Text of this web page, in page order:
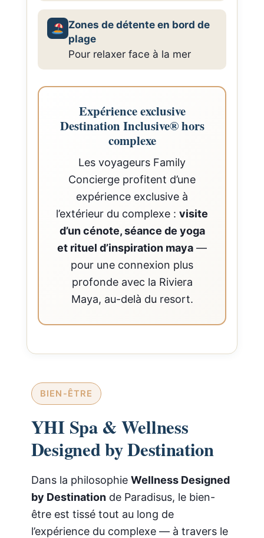
Zones de détente en bord de
plage
Pour relaxer face à la mer
Expérience exclusive
Destination Inclusive® hors
complexe
Les voyageurs Family
Concierge profitent d’une
expérience exclusive à
l’extérieur du complexe : visite
d’un cénote, séance de yoga
et rituel d’inspiration maya —
pour une connexion plus
profonde avec la Riviera
Maya, au-delà du resort.
BIEN-ÊTRE
YHI Spa & Wellness
Designed by Destination
Dans la philosophie Wellness Designed
by Destinationde Paradisus, le bien-
être est tissé tout au long de
l’expérience du complexe — à travers le